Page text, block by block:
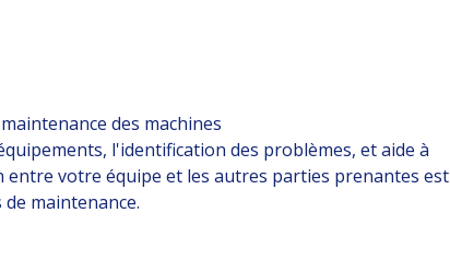
des machines
l'identification des problèmes, et aide à
entre votre équipe et les autres parties prenantes est
maintenance.